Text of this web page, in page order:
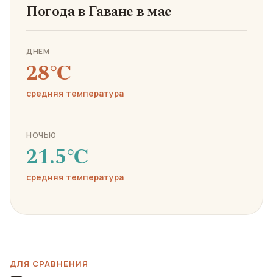
Погода в Гаване в мае
ДНЕМ
28℃
средняя температура
НОЧЬЮ
21.5℃
средняя температура
ДЛЯ СРАВНЕНИЯ